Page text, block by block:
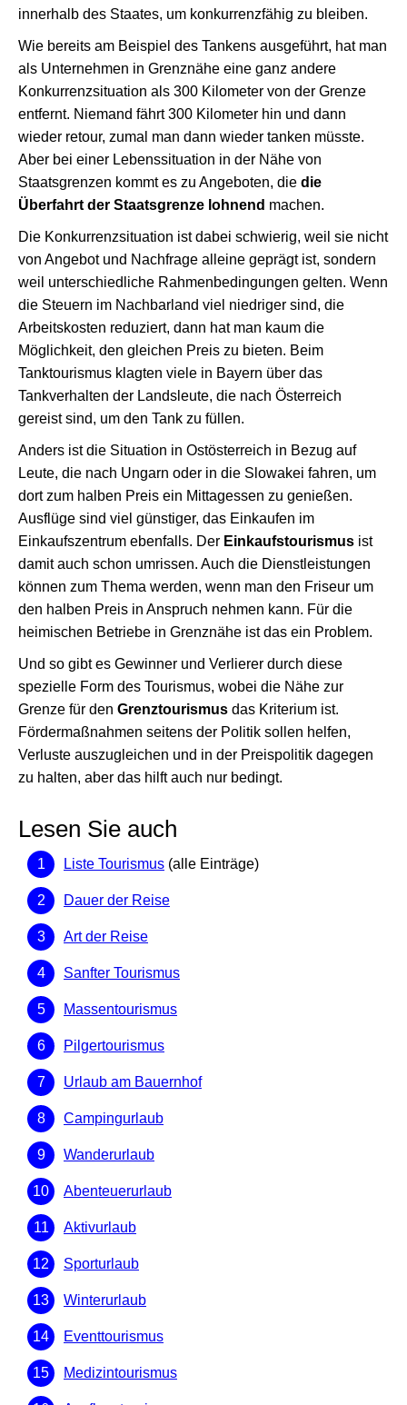
innerhalb des Staates, um konkurrenzfähig zu bleiben.
Wie bereits am Beispiel des Tankens ausgeführt, hat man
als Unternehmen in Grenznähe eine ganz andere
Konkurrenzsituation als 300 Kilometer von der Grenze
entfernt. Niemand fährt 300 Kilometer hin und dann
wieder retour, zumal man dann wieder tanken müsste.
Aber bei einer Lebenssituation in der Nähe von
Staatsgrenzen kommt es zu Angeboten, die die
Überfahrt der Staatsgrenze lohnend machen.
Die Konkurrenzsituation ist dabei schwierig, weil sie nicht
von Angebot und Nachfrage alleine geprägt ist, sondern
weil unterschiedliche Rahmenbedingungen gelten. Wenn
die Steuern im Nachbarland viel niedriger sind, die
Arbeitskosten reduziert, dann hat man kaum die
Möglichkeit, den gleichen Preis zu bieten. Beim
Tanktourismus klagten viele in Bayern über das
Tankverhalten der Landsleute, die nach Österreich
gereist sind, um den Tank zu füllen.
Anders ist die Situation in Ostösterreich in Bezug auf
Leute, die nach Ungarn oder in die Slowakei fahren, um
dort zum halben Preis ein Mittagessen zu genießen.
Ausflüge sind viel günstiger, das Einkaufen im
Einkaufszentrum ebenfalls. Der Einkaufstourismus ist
damit auch schon umrissen. Auch die Dienstleistungen
können zum Thema werden, wenn man den Friseur um
den halben Preis in Anspruch nehmen kann. Für die
heimischen Betriebe in Grenznähe ist das ein Problem.
Und so gibt es Gewinner und Verlierer durch diese
spezielle Form des Tourismus, wobei die Nähe zur
Grenze für den Grenztourismus das Kriterium ist.
Fördermaßnahmen seitens der Politik sollen helfen,
Verluste auszugleichen und in der Preispolitik dagegen
zu halten, aber das hilft auch nur bedingt.
Lesen Sie auch
Liste Tourismus (alle Einträge)
Dauer der Reise
Art der Reise
Sanfter Tourismus
Massentourismus
Pilgertourismus
Urlaub am Bauernhof
Campingurlaub
Wanderurlaub
Abenteuerurlaub
Aktivurlaub
Sporturlaub
Winterurlaub
Eventtourismus
Medizintourismus